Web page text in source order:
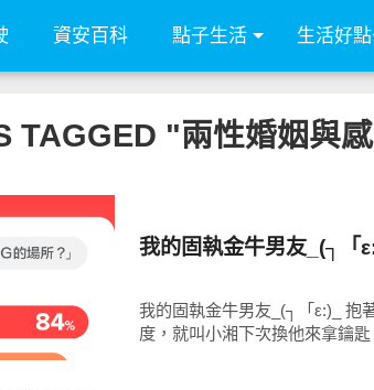
資安百科 點子生活 生活好
TAGGED "兩性婚姻與
我的固執金牛男友_(┐「
我的固執金牛男友_(┐「ε:)_ 抱
度，就叫小湘下次換他來拿鑰